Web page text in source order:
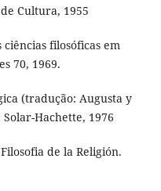
Cultura, 1955
ciências filosóficas em
70, 1969.
(tradução: Augusta y
Hachette, 1976
de la Religión.